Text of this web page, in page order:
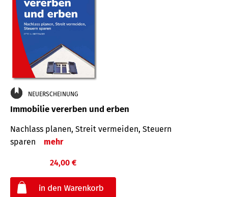
NEUERSCHEINUNG
Immobilie vererben und erben
Nachlass planen, Streit vermeiden, Steuern
sparen
mehr
24,00 €